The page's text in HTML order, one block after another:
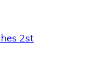
2st